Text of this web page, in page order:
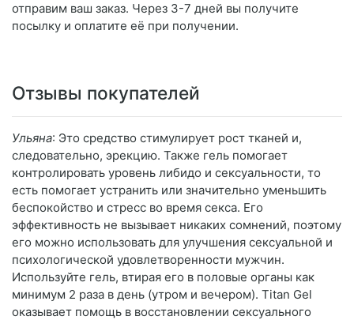
отправим ваш заказ. Через 3-7 дней вы получите
посылку и оплатите её при получении.
Отзывы покупателей
Ульяна: Это средство стимулирует рост тканей и,
следовательно, эрекцию. Также гель помогает
контролировать уровень либидо и сексуальности, то
есть помогает устранить или значительно уменьшить
беспокойство и стресс во время секса. Его
эффективность не вызывает никаких сомнений, поэтому
его можно использовать для улучшения сексуальной и
психологической удовлетворенности мужчин.
Используйте гель, втирая его в половые органы как
минимум 2 раза в день (утром и вечером). Titan Gel
оказывает помощь в восстановлении сексуального